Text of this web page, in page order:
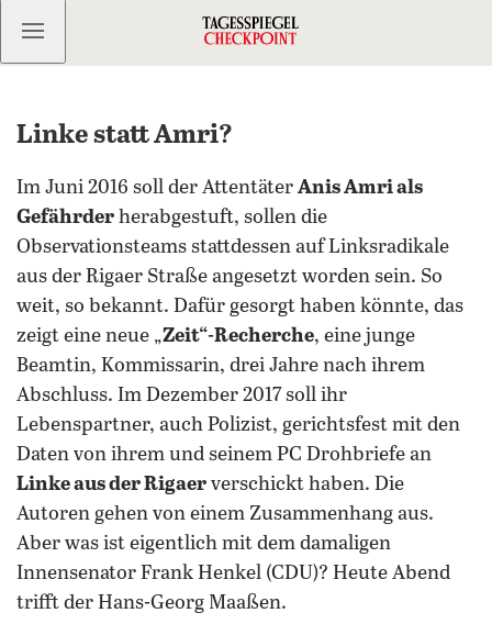
Kostenlos anmelden
Linke statt Amri?
Im Juni 2016 soll der Attentäter Anis Amri als
Gefährder herabgestuft, sollen die
Observationsteams stattdessen auf Linksradikale
aus der Rigaer Straße angesetzt worden sein. So
weit, so bekannt. Dafür gesorgt haben könnte, das
zeigt eine neue „Zeit“-Recherche, eine junge
Beamtin, Kommissarin, drei Jahre nach ihrem
Abschluss. Im Dezember 2017 soll ihr
Lebenspartner, auch Polizist, gerichtsfest mit den
Daten von ihrem und seinem PC Drohbriefe an
Linke aus der Rigaer verschickt haben. Die
Autoren gehen von einem Zusammenhang aus.
Aber was ist eigentlich mit dem damaligen
Innensenator Frank Henkel (CDU)? Heute Abend
trifft der Hans-Georg Maaßen.